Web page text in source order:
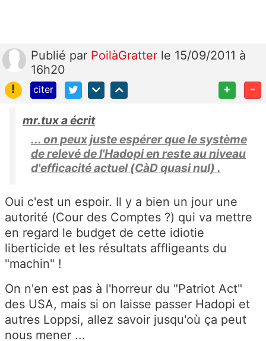
Publié par PoilàGratter le 15/09/2011 à
16h20
!
citer + -
mr.tux a écrit
... on peux juste espérer que le système
de relevé de l'Hadopi en reste au niveau
d'efficacité actuel (CàD quasi nul) .
Oui c'est un espoir. Il y a bien un jour une
autorité (Cour des Comptes ?) qui va mettre
en regard le budget de cette idiotie
liberticide et les résultats affligeants du
"machin" !
On n'en est pas à l'horreur du "Patriot Act"
des USA, mais si on laisse passer Hadopi et
autres Loppsi, allez savoir jusqu'où ça peut
nous mener ...